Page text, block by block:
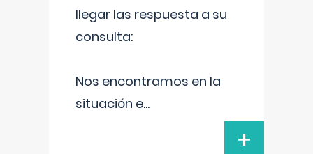
llegar las respuesta a su
consulta:
Nos encontramos en la
situación e...
+